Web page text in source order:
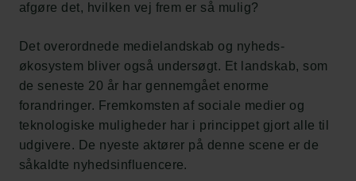
afgøre det, hvilken vej frem er så mulig?
Det overordnede medielandskab og nyheds-
økosystem bliver også undersøgt. Et landskab, som
de seneste 20 år har gennemgået enorme
forandringer. Fremkomsten af sociale medier og
teknologiske muligheder har i princippet gjort alle til
udgivere. De nyeste aktører på denne scene er de
såkaldte nyhedsinfluencere.